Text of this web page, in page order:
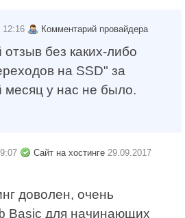
12:16 Комментарий провайдера
без каких-либо
на SSD" за
у нас не было.
Сайт на хостинге 29.09.2017
доволен, очень
Basic для начинающих